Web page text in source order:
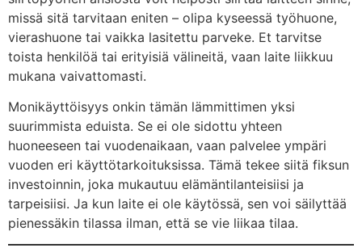
missä sitä tarvitaan eniten – olipa kyseessä työhuone,
vierashuone tai vaikka lasitettu parveke. Et tarvitse
toista henkilöä tai erityisiä välineitä, vaan laite liikkuu
mukana vaivattomasti.
Monikäyttöisyys onkin tämän lämmittimen yksi
suurimmista eduista. Se ei ole sidottu yhteen
huoneeseen tai vuodenaikaan, vaan palvelee ympäri
vuoden eri käyttötarkoituksissa. Tämä tekee siitä fiksun
investoinnin, joka mukautuu elämäntilanteisiisi ja
tarpeisiisi. Ja kun laite ei ole käytössä, sen voi säilyttää
pienessäkin tilassa ilman, että se vie liikaa tilaa.